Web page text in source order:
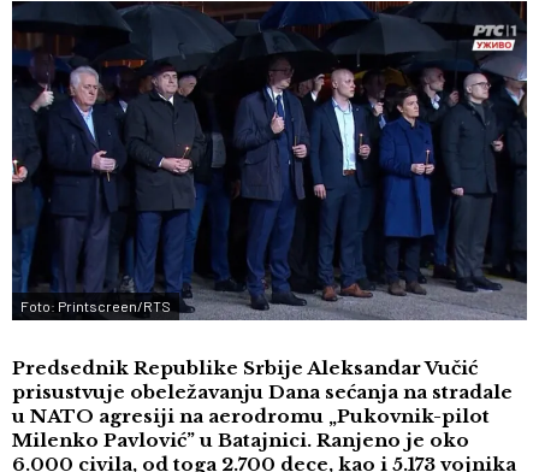
Foto: Printscreen/RTS
Predsednik Republike Srbije Aleksandar Vučić
prisustvuje obeležavanju Dana sećanja na stradale
u NATO agresiji na aerodromu „Pukovnik-pilot
Milenko Pavlović” u Batajnici. Ranjeno je oko
6.000 civila, od toga 2.700 dece, kao i 5.173 vojnika